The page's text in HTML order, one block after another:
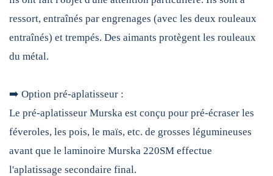
ressort, entraînés par engrenages (avec les deux rouleaux
entraînés) et trempés. Des aimants protègent les rouleaux
du métal.
➡️ Option pré-aplatisseur :
Le pré-aplatisseur Murska est conçu pour pré-écraser les
féveroles, les pois, le maïs, etc. de grosses légumineuses
avant que le laminoire Murska 220SM effectue
l'aplatissage secondaire final.